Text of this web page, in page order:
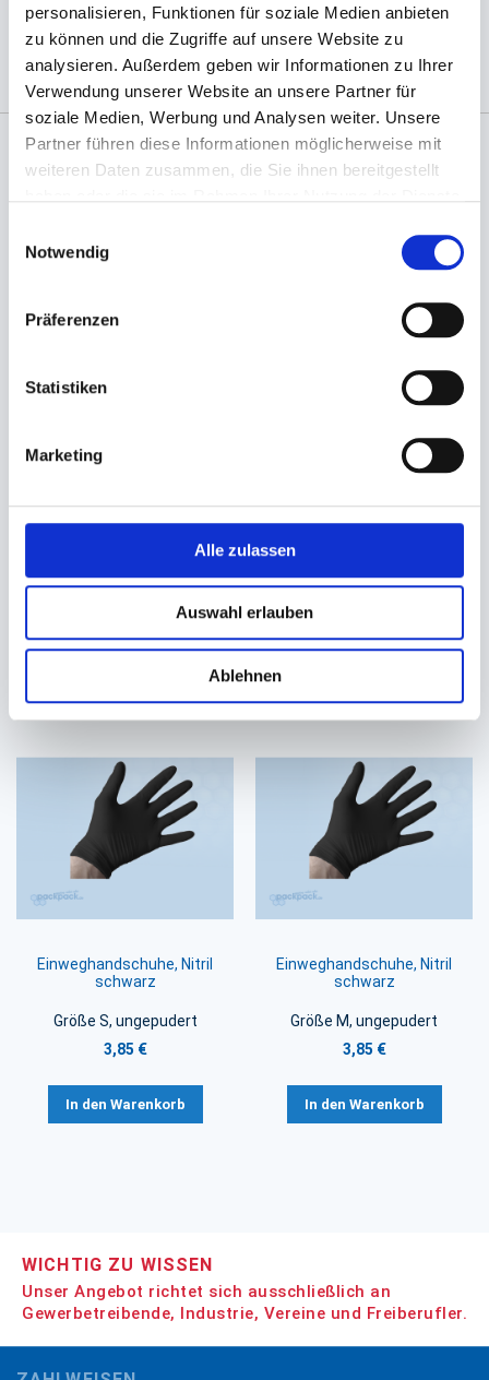
personalisieren, Funktionen für soziale Medien anbieten
zu können und die Zugriffe auf unsere Website zu
analysieren. Außerdem geben wir Informationen zu Ihrer
Verwendung unserer Website an unsere Partner für
soziale Medien, Werbung und Analysen weiter. Unsere
Partner führen diese Informationen möglicherweise mit
weiteren Daten zusammen, die Sie ihnen bereitgestellt
Notwendig
Präferenzen
Statistiken
Marketing
Alle zulassen
Auswahl erlauben
Ablehnen
(Abb. evtl. ähnlich, ggf. ohne Dekoration)
Angaben zur Informationspflichten der GPSR
Sie könnten auch an folgenden Artikeln
Einweghandschuhe, Nitril
Größe L
Ab
Einweghandschuhe, Nitril
schwarz
Größe S, ungepudert
3,85 €
In den Warenkorb
Einweghandschuhe, Nitril
schwarz
Größe M, ungepudert
3,85 €
In den Warenkorb
WICHTIG ZU WISSEN
Unser Angebot richtet sich ausschließlich an
Gewerbetreibende, Industrie, Vereine und Freiberufler.